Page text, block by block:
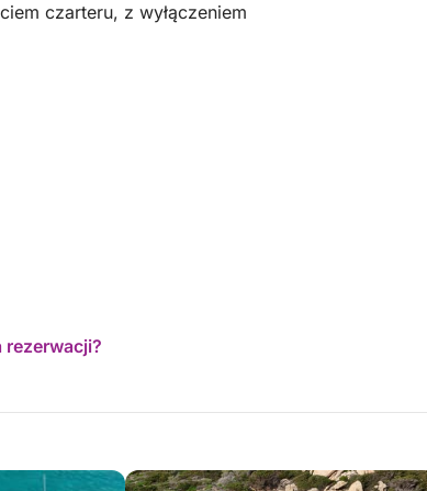
czarteru, z wyłączeniem
rezerwacji?